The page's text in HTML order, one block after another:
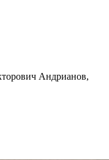
Андрианов,